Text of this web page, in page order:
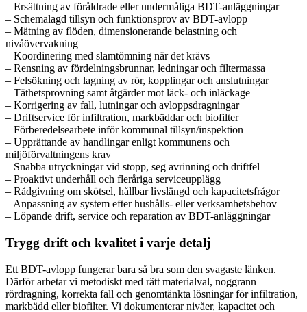
– Ersättning av föråldrade eller undermåliga BDT-anläggningar
– Schemalagd tillsyn och funktionsprov av BDT-avlopp
– Mätning av flöden, dimensionerande belastning och
nivåövervakning
– Koordinering med slamtömning när det krävs
– Rensning av fördelningsbrunnar, ledningar och filtermassa
– Felsökning och lagning av rör, kopplingar och anslutningar
– Täthetsprovning samt åtgärder mot läck- och inläckage
– Korrigering av fall, lutningar och avloppsdragningar
– Driftservice för infiltration, markbäddar och biofilter
– Förberedelsearbete inför kommunal tillsyn/inspektion
– Upprättande av handlingar enligt kommunens och
miljöförvaltningens krav
– Snabba utryckningar vid stopp, seg avrinning och driftfel
– Proaktivt underhåll och fleråriga serviceupplägg
– Rådgivning om skötsel, hållbar livslängd och kapacitetsfrågor
– Anpassning av system efter hushålls- eller verksamhetsbehov
– Löpande drift, service och reparation av BDT-anläggningar
Trygg drift och kvalitet i varje detalj
Ett BDT-avlopp fungerar bara så bra som den svagaste länken.
Därför arbetar vi metodiskt med rätt materialval, noggrann
rördragning, korrekta fall och genomtänkta lösningar för infiltration,
markbädd eller biofilter. Vi dokumenterar nivåer, kapacitet och